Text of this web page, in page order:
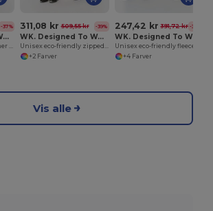
-37%
WK. Designed To Work WK610
Unisex fleece bodywarmer with sherpa inner
311,08 kr 509,55 kr -39%
WK. Designed To Work WK410
Unisex eco-friendly zipped two-tone fleece hoodie
+2 Farver
247,42 kr 391,72 kr -37%
WK. Designed To Work WK905
+4 Farver
Vis alle